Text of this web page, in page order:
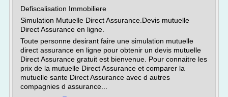
Defiscalisation Immobiliere
Simulation Mutuelle Direct Assurance.Devis mutuelle
Direct Assurance en ligne.
Toute personne desirant faire une simulation mutuelle
direct assurance en ligne pour obtenir un devis mutuelle
Direct Assurance gratuit est bienvenue. Pour connaitre les
prix de la mutuelle Direct Assurance et comparer la
mutuelle sante Direct Assurance avec d autres
compagnies d assurance...